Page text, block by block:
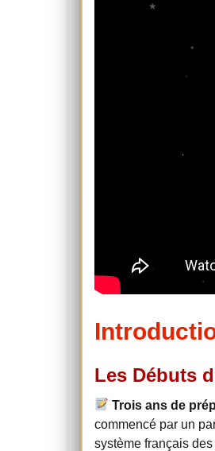
Les Débuts
Trois ans de
commencé par un
système français